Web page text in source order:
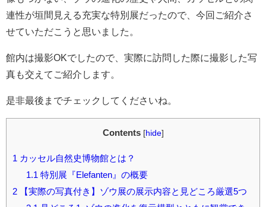
連性が垣間見える充実な特別展だったので、今回ご紹介さ
せていただこうと思いました。
館内は撮影OKでしたので、実際に訪問した際に撮影した写
真も交えてご紹介します。
是非最後までチェックしてくださいね。
Contents [hide]
1 カッセル自然史博物館とは？
1.1 特別展『Elefanten』の概要
2 【実際の写真付き】ゾウ展の展示内容と見どころ厳選5つ